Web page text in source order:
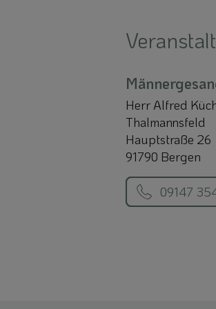
Herr Alfred
Thalmannsfeld
Hauptstraße 26
91790 Bergen
09147